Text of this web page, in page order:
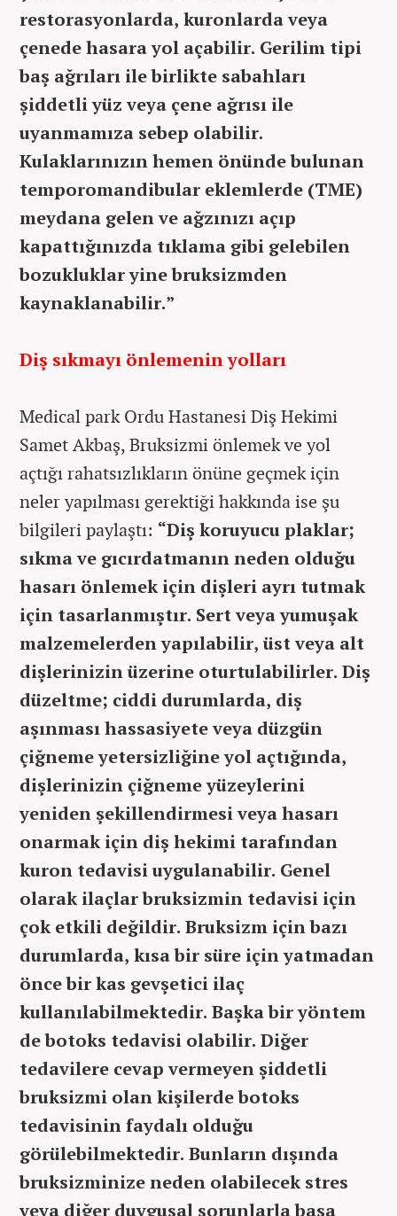
restorasyonlarda, kuronlarda veya
çenede hasara yol açabilir. Gerilim tipi
baş ağrıları ile birlikte sabahları
şiddetli yüz veya çene ağrısı ile
uyanmamıza sebep olabilir.
Kulaklarınızın hemen önünde bulunan
temporomandibular eklemlerde (TME)
meydana gelen ve ağzınızı açıp
kapattığınızda tıklama gibi gelebilen
bozukluklar yine bruksizmden
kaynaklanabilir.”
Diş sıkmayı önlemenin yolları
Medical park Ordu Hastanesi Diş Hekimi
Samet Akbaş, Bruksizmi önlemek ve yol
açtığı rahatsızlıkların önüne geçmek için
neler yapılması gerektiği hakkında ise şu
bilgileri paylaştı: “Diş koruyucu plaklar;
sıkma ve gıcırdatmanın neden olduğu
hasarı önlemek için dişleri ayrı tutmak
için tasarlanmıştır. Sert veya yumuşak
malzemelerden yapılabilir, üst veya alt
dişlerinizin üzerine oturtulabilirler. Diş
düzeltme; ciddi durumlarda, diş
aşınması hassasiyete veya düzgün
çiğneme yetersizliğine yol açtığında,
dişlerinizin çiğneme yüzeylerini
yeniden şekillendirmesi veya hasarı
onarmak için diş hekimi tarafından
kuron tedavisi uygulanabilir. Genel
olarak ilaçlar bruksizmin tedavisi için
çok etkili değildir. Bruksizm için bazı
durumlarda, kısa bir süre için yatmadan
önce bir kas gevşetici ilaç
kullanılabilmektedir. Başka bir yöntem
de botoks tedavisi olabilir. Diğer
tedavilere cevap vermeyen şiddetli
bruksizmi olan kişilerde botoks
tedavisinin faydalı olduğu
görülebilmektedir. Bunların dışında
bruksizminize neden olabilecek stres
veya diğer duygusal sorunlarla başa